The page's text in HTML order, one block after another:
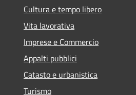
Cultura e tempo libero
Vita lavorativa
Imprese e Commercio
Appalti pubblici
Catasto e urbanistica
Turismo